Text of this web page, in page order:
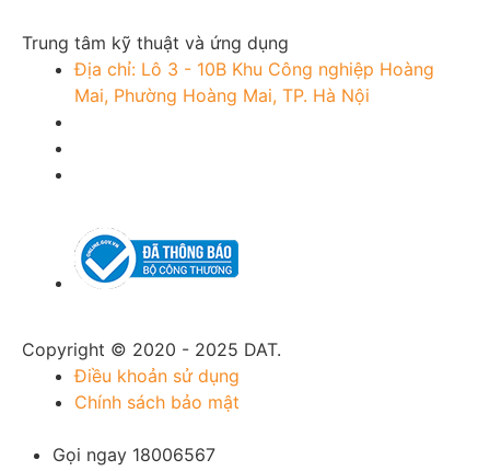
Trung tâm kỹ thuật và ứng dụng
Địa chỉ: Lô 3 - 10B Khu Công nghiệp Hoàng
Mai, Phường Hoàng Mai, TP. Hà Nội
Copyright © 2020 - 2025 DAT.
Điều khoản sử dụng
Chính sách bảo mật
Gọi ngay 18006567